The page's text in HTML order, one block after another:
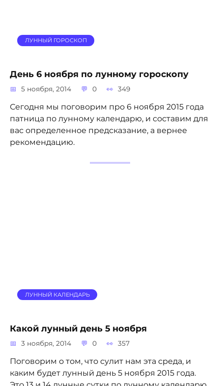
ЛУННЫЙ ГОРОСКОП
День 6 ноября по лунному гороскопу
5 ноября, 2014 0 349
Сегодня мы поговорим про 6 ноября 2015 года
патница по лунному календарю, и составим для
вас определенное предсказание, а вернее
рекомендацию.
ЛУННЫЙ КАЛЕНДАРЬ
Какой лунный день 5 ноября
3 ноября, 2014 0 357
Поговорим о том, что сулит нам эта среда, и
каким будет лунный день 5 ноября 2015 года.